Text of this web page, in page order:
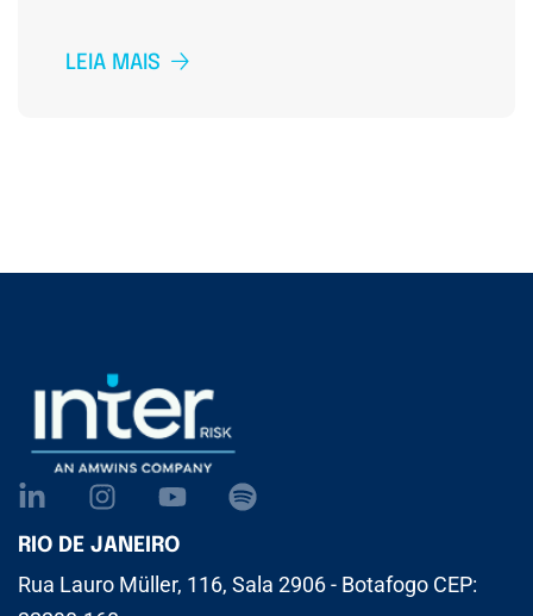
LEIA MAIS
RIO DE JANEIRO
Rua Lauro Müller, 116, Sala 2906 - Botafogo CEP: